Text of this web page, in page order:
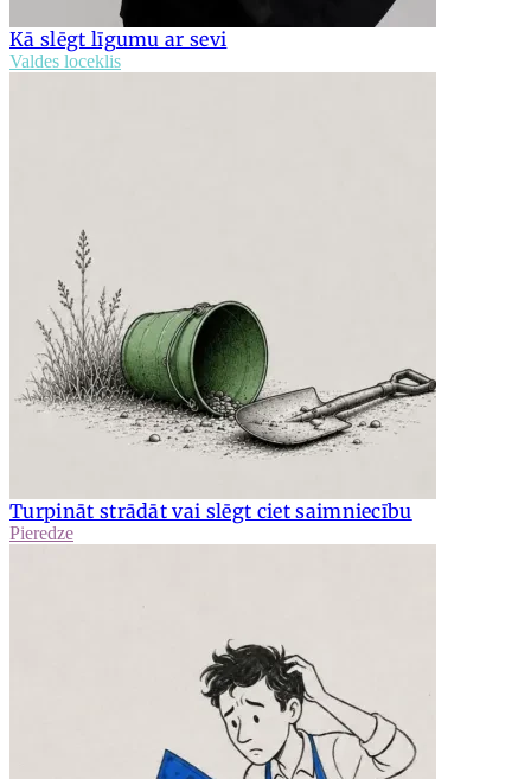
Kā slēgt līgumu ar sevi
Valdes loceklis
Turpināt strādāt vai slēgt ciet saimniecību
Pieredze